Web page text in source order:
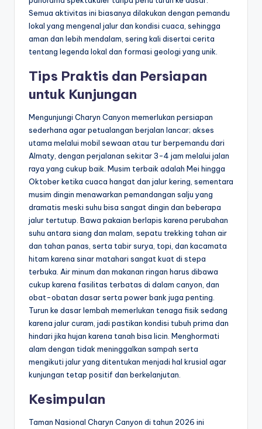
Semua aktivitas ini biasanya dilakukan dengan pemandu
lokal yang mengenal jalur dan kondisi cuaca, sehingga
aman dan lebih mendalam, sering kali disertai cerita
tentang legenda lokal dan formasi geologi yang unik.
Tips Praktis dan Persiapan
untuk Kunjungan
Mengunjungi Charyn Canyon memerlukan persiapan
sederhana agar petualangan berjalan lancar; akses
utama melalui mobil sewaan atau tur berpemandu dari
Almaty, dengan perjalanan sekitar 3-4 jam melalui jalan
raya yang cukup baik. Musim terbaik adalah Mei hingga
Oktober ketika cuaca hangat dan jalur kering, sementara
musim dingin menawarkan pemandangan salju yang
dramatis meski suhu bisa sangat dingin dan beberapa
jalur tertutup. Bawa pakaian berlapis karena perubahan
suhu antara siang dan malam, sepatu trekking tahan air
dan tahan panas, serta tabir surya, topi, dan kacamata
hitam karena sinar matahari sangat kuat di stepa
terbuka. Air minum dan makanan ringan harus dibawa
cukup karena fasilitas terbatas di dalam canyon, dan
obat-obatan dasar serta power bank juga penting.
Turun ke dasar lembah memerlukan tenaga fisik sedang
karena jalur curam, jadi pastikan kondisi tubuh prima dan
hindari jika hujan karena tanah bisa licin. Menghormati
alam dengan tidak meninggalkan sampah serta
mengikuti jalur yang ditentukan menjadi hal krusial agar
kunjungan tetap positif dan berkelanjutan.
Kesimpulan
Taman Nasional Charyn Canyon di tahun 2026 ini